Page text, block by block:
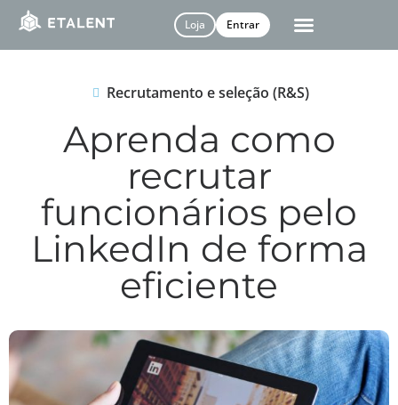
Loja Entrar
Recrutamento e seleção (R&S)
Aprenda como
recrutar
funcionários pelo
LinkedIn de forma
eficiente